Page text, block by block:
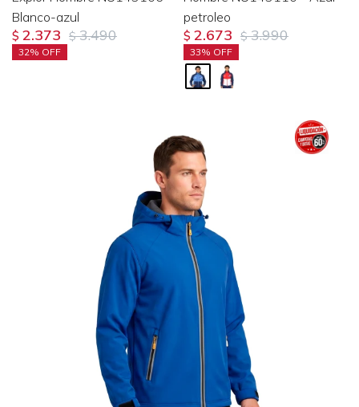
Blanco-azul
$ 2.373 $ 3.490
32
petroleo
$ 2.673 $ 3.990
33